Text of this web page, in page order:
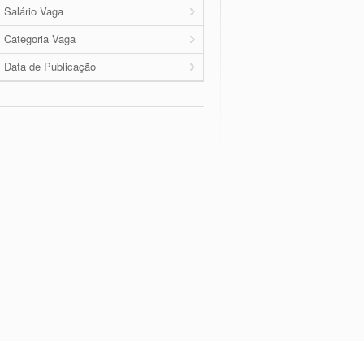
Salário Vaga
Categoria Vaga
Data de Publicação